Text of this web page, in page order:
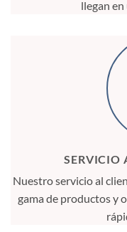
llegan en
SERVICIO
Nuestro servicio al
gama de productos y